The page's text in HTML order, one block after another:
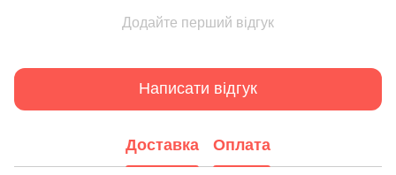
Додайте перший відгук
Написати відгук
Доставка Оплата